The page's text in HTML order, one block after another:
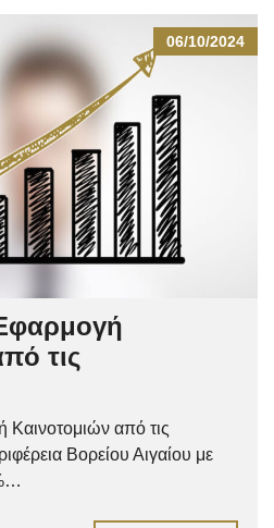
06/10/2024
τις
από τις
Βορείου Αιγαίου με